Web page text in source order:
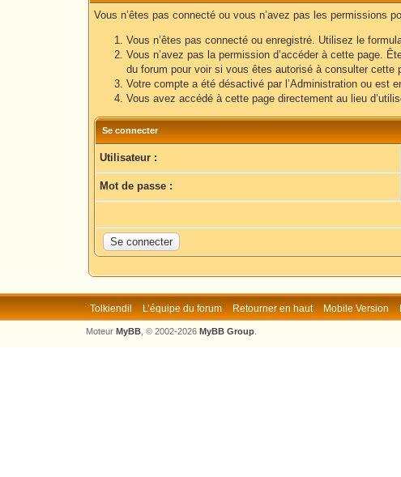
Vous n’êtes pas connecté ou vous n’avez pas les permissions
Vous n’êtes pas connecté ou enregistré. Utilisez le
Vous n’avez pas la permission d’accéder à cette page.
du forum pour voir si vous êtes autorisé à consulter cette
Votre compte a été désactivé par l’Administration ou est
Vous avez accédé à cette page directement au lieu
Se connecter
Utilisateur :
Mot de passe :
Tolkiendil L’équipe du forum Retourner en haut Mobile Version
Moteur MyBB, © 2002-2026 MyBB Group.